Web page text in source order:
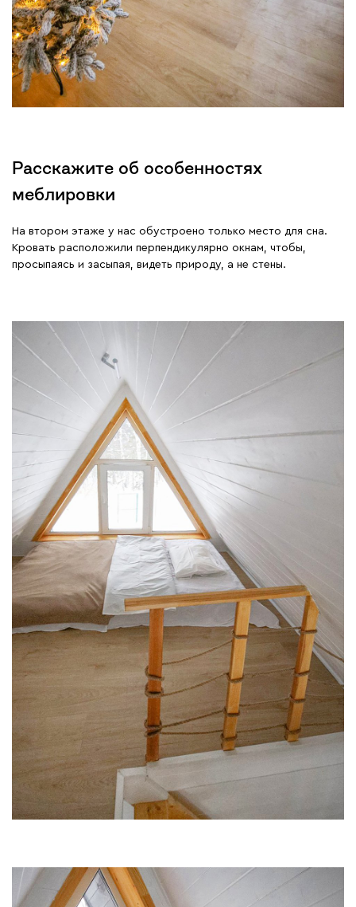
Расскажите об особенностях
меблировки
На втором этаже у нас обустроено только место для сна.
Кровать расположили перпендикулярно окнам, чтобы,
просыпаясь и засыпая, видеть природу, а не стены.